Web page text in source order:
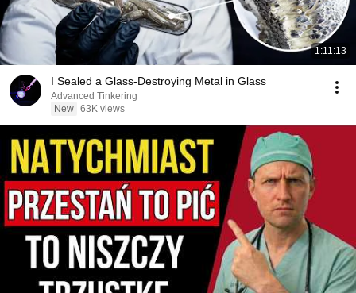
1:11:13
I Sealed a Glass-Destroying Metal in Glass
Advanced Tinkering
New 63K views